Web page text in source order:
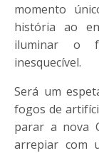
momento
história ao
iluminar o
inesquecível.
Será um
fogos de
parar a nova
arrepiar com